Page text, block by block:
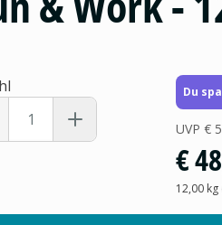
Du
UVP €
€
12,00 kg